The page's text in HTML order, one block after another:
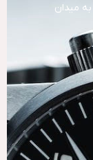
به میدان